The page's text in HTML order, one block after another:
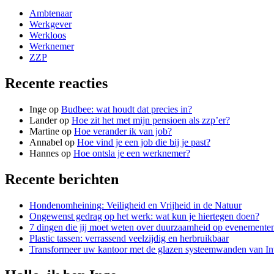
Ambtenaar
Werkgever
Werkloos
Werknemer
ZZP
Recente reacties
Inge op Budbee: wat houdt dat precies in?
Landerop Hoe zit het met mijn pensioen als zzp’er?
Martine op Hoe verander ik van job?
Annabel op Hoe vind je een job die bij je past?
Hannes op Hoe ontsla je een werknemer?
Recente berichten
Hondenomheining: Veiligheid en Vrijheid in de Natuur
Ongewenst gedrag op het werk: wat kun je hiertegen doen?
7 dingen die jij moet weten over duurzaamheid op
Plastic tassen: verrassend veelzijdig en herbruikbaar
Transformeer uw kantoor met de glazen systeemwanden van